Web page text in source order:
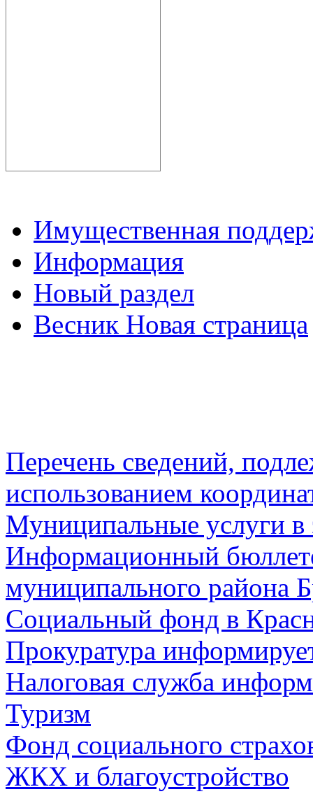
Имущественная
Информация
Новый раздел
Весник Новая страница
Перечень сведений,
использованием
Муниципальные услуги в
Информационный
муниципального района
Социальный фонд в
Прокуратура
Налоговая служба
Туризм
Фонд социального
ЖКХ и благоустройство